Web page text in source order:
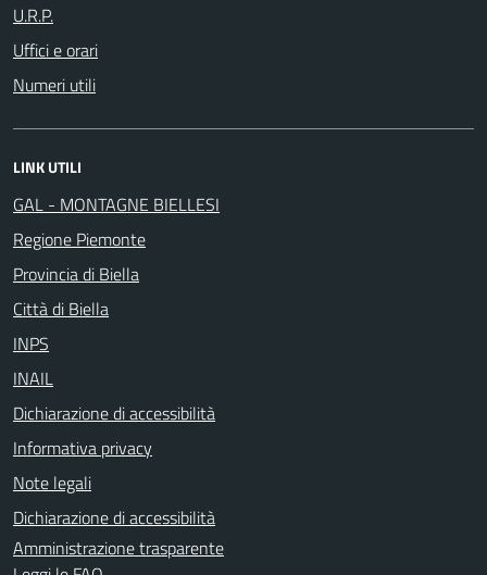
U.R.P.
Uffici e orari
Numeri utili
LINK UTILI
GAL - MONTAGNE BIELLESI
Regione Piemonte
Provincia di Biella
Città di Biella
INPS
INAIL
Dichiarazione di accessibilità
Informativa privacy
Note legali
Dichiarazione di accessibilità
Amministrazione trasparente